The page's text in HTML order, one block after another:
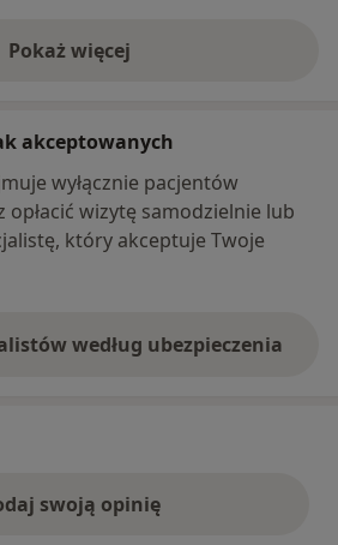
Pokaż więcej
o adresie
akceptowanych
wyłącznie pacjentów
wizytę samodzielnie lub
który akceptuje Twoje
według ubezpieczenia
swoją opinię